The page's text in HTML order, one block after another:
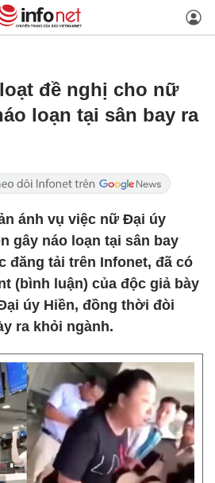
đề nghị cho nữ
loạn tại sân bay ra
ánh vụ việc nữ Đại úy
gây náo loạn tại sân bay
đăng tải trên Infonet, đã có
(bình luận) của độc giả bày
úy Hiền, đồng thời đòi
ra khỏi ngành.